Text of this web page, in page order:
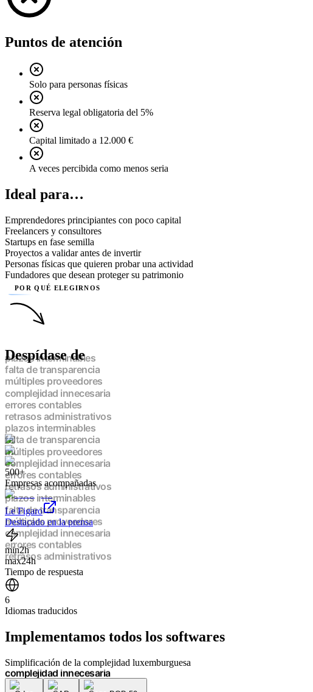
Puntos de atención
Solo para personas físicas
Reserva legal obligatoria del 5%
Capital limitado a 12.000 €
A veces percibida como menos seria
Ideal para…
Emprendedores principiantes con poco capital
Freelancers y consultores
Startups en fase semilla
Proyectos a validar antes de invertir
Personas físicas que quieren probar una actividad
Fundadores que desean proteger su patrimonio
POR QUÉ ELEGIRNOS
Despídase de
plazos interminables
falta de transparencia
múltiples proveedores
complejidad innecesaria
errores contables
retrasos administrativos
plazos interminables
falta de transparencia
múltiples proveedores
complejidad innecesaria
errores contables
retrasos administrativos
plazos interminables
falta de transparencia
múltiples proveedores
complejidad innecesaria
errores contables
retrasos administrativos
plazos interminables
falta de transparencia
múltiples proveedores
complejidad innecesaria
errores contables
plazos interminables
múltiples proveedores
complejidad innecesaria
errores contables
500+
Empresas acompañadas
Le Figaro
Destacado en la prensa
min2h
max24h
Tiempo de respuesta
6
Idiomas traducidos
Implementamos todos los softwares
Simplificación de la complejidad luxemburguesa